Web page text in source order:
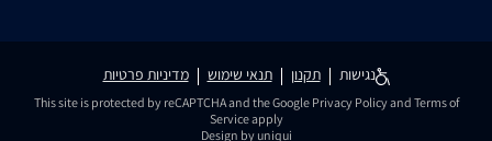
נגישות תקנון תנאי שימוש מדיניות פרטיות
This site is protected by reCAPTCHA and the Google Privacy Policyand Terms of
Serviceapply
Design by uniqui